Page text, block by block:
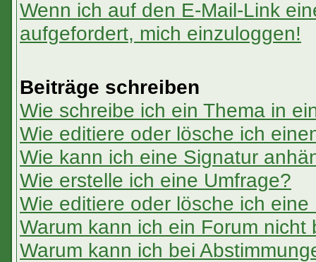
Wenn ich auf den E-Mail-Link
aufgefordert, mich einzuloggen!
Beiträge schreiben
Wie schreibe ich ein Thema in
Wie editiere oder lösche ich
Wie kann ich eine Signatur
Wie erstelle ich eine Umfrage?
Wie editiere oder lösche ich eine
Warum kann ich ein Forum nicht
Warum kann ich bei